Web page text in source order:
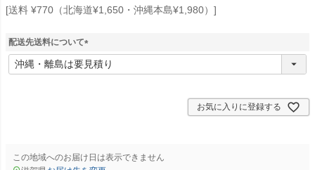
送料 ¥770（北海道¥1,650・沖縄本島¥1,980）
配送先送料について
(
必
お気に入りに登録する
この地域へのお届け日は表示できません